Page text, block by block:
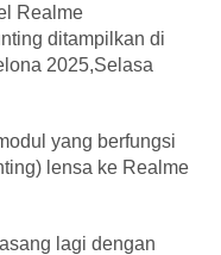
Realme
ditampilkan di
2025,Selasa
yang berfungsi
lensa ke Realme
lagi dengan